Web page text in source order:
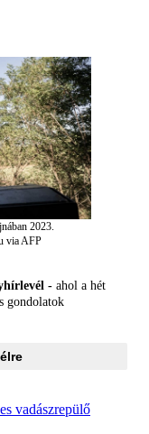
2023.
via AFP
- ahol a hét
gondolatok
vadászrepülő